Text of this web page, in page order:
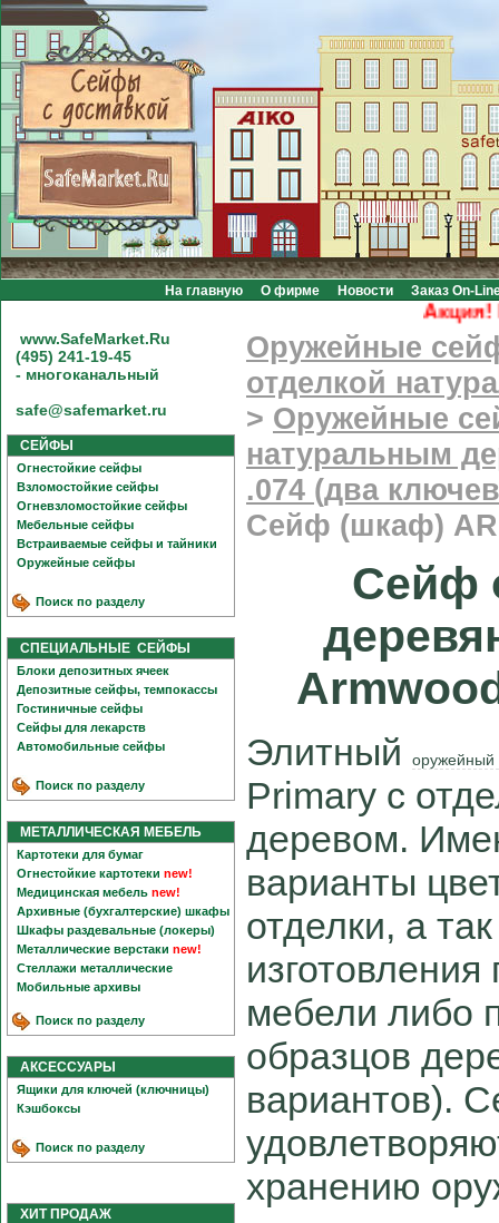
На главную О фирме Новости Заказ On-
Акция!
www.SafeMarket.Ru
(495) 241-19-45
- многоканальный
safe@safemarket.ru
СЕЙФЫ
Огнестойкие сейфы
Взломостойкие сейфы
Огневзломостойкие сейфы
Мебельные сейфы
Встраиваемые сейфы и тайники
Оружейные сейфы
Поиск по разделу
СПЕЦИАЛЬНЫЕ СЕЙФЫ
Блоки депозитных ячеек
Депозитные сейфы, темпокассы
Гостиничные сейфы
Сейфы для лекарств
Автомобильные сейфы
Поиск по разделу
МЕТАЛЛИЧЕСКАЯ МЕБЕЛЬ
Картотеки для бумаг
Огнестойкие картотеки new!
Медицинская мебель new!
Архивные (бухгалтерские) шкафы
Шкафы раздевальные (локеры)
Металлические верстаки new!
Стеллажи металлические
Мобильные архивы
Поиск по разделу
АКСЕССУАРЫ
Ящики для ключей (ключницы)
Кэшбоксы
Поиск по разделу
ХИТ ПРОДАЖ
Оружейные
отделкой
> Оружейные
натуральным
.074 (два
Сейф (шкаф)
Сейф
Элитный
Primary с
деревом.
варианты
отделки, а
мебели либо
образцов
вариантов).
хранению